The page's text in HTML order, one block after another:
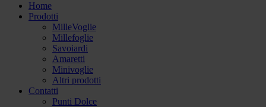
Home
Prodotti
MilleVoglie
Millefoglie
Savoiardi
Amaretti
Minivoglie
Altri prodotti
Contatti
Punti Dolce